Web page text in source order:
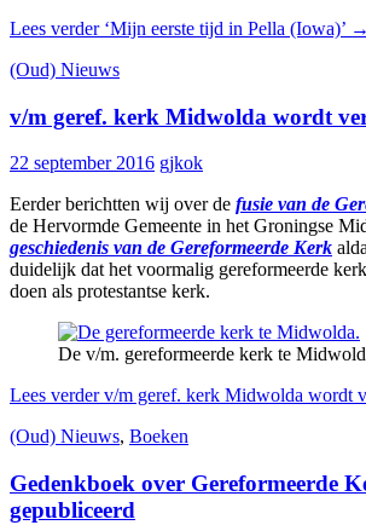
Lees verder ‘Mijn eerste tijd in Pella (Iowa)’ →
(Oud) Nieuws
v/m geref. kerk Midwolda wordt
22 september 2016 gjkok
Eerder berichtten wij over de fusie van de
de Hervormde Gemeente in het Groningse
geschiedenis van de Gereformeerde Kerk
duidelijk dat het voormalig gereformeerde
doen als protestantse kerk.
De v/m. gereformeerde kerk te
Lees verderv/m geref. kerk Midwolda wordt
(Oud) Nieuws, Boeken
Gedenkboek over Gereformeerde
gepubliceerd